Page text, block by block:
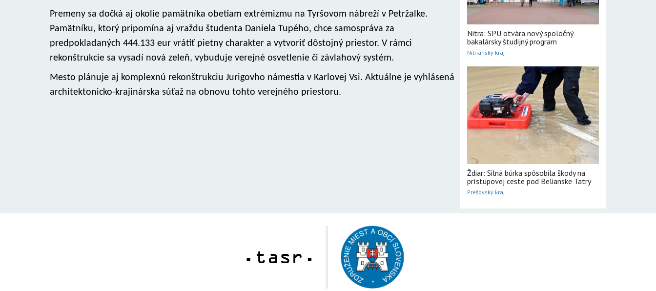
Premeny sa dočká aj okolie pamätníka obetiam extrémizmu na Tyršovom nábreží v Petržalke.
Pamätníku, ktorý pripomína aj vraždu študenta Daniela Tupého, chce samospráva za
predpokladaných 444.133 eur vrátiť pietny charakter a vytvoriť dôstojný priestor. V rámci
rekonštrukcie sa vysadí nová zeleň, vybuduje verejné osvetlenie či závlahový systém.
Mesto plánuje aj komplexnú rekonštrukciu Jurigovho námestia v Karlovej Vsi. Aktuálne je vyhlásená
architektonicko-krajinárska súťaž na obnovu tohto verejného priestoru.
Nitra: SPU otvára nový spoločný
bakalársky študijný program
Nitriansky kraj
Ždiar: Silná búrka spôsobila škody na
prístupovej ceste pod Belianske Tatry
Prešovský kraj